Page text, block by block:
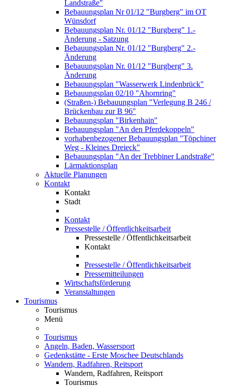
Landstraße"
Bebauungsplan Nr 01/12 "Burgberg" im OT
Wünsdorf
Bebauungsplan Nr. 01/12 "Burgberg" 1.-
Änderung - Satzung
Bebauungsplan Nr. 01/12 "Burgberg" 2.-
Änderung
Bebauungsplan Nr. 01/12 "Burgberg" 3.
Änderung
Bebauungsplan "Wasserwerk Lindenbrück"
Bebauungsplan 02/10 "Ahornring"
(Straßen-) Bebauungsplan "Verlegung B 246 /
Brückenbau zur B 96"
Bebauungsplan "Birkenhain"
Bebauungsplan "An den Pferdekoppeln"
vorhabenbezogener Bebauungsplan "Töpchiner
Weg - Kleines Dreieck"
Bebauungsplan "An der Trebbiner Landstraße"
Lärmaktionsplan
Aktuelle Planungen
Kontakt
Kontakt
Stadt
Kontakt
Pressestelle / Öffentlichkeitsarbeit
Pressestelle / Öffentlichkeitsarbeit
Kontakt
Pressestelle / Öffentlichkeitsarbeit
Pressemitteilungen
Wirtschaftsförderung
Veranstaltungen
Tourismus
Tourismus
Menü
Tourismus
Angeln, Baden, Wassersport
Gedenkstätte - Erste Moschee Deutschlands
Wandern, Radfahren, Reitsport
Wandern, Radfahren, Reitsport
Tourismus